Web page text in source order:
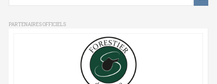
PARTENAIRES OFFICIELS